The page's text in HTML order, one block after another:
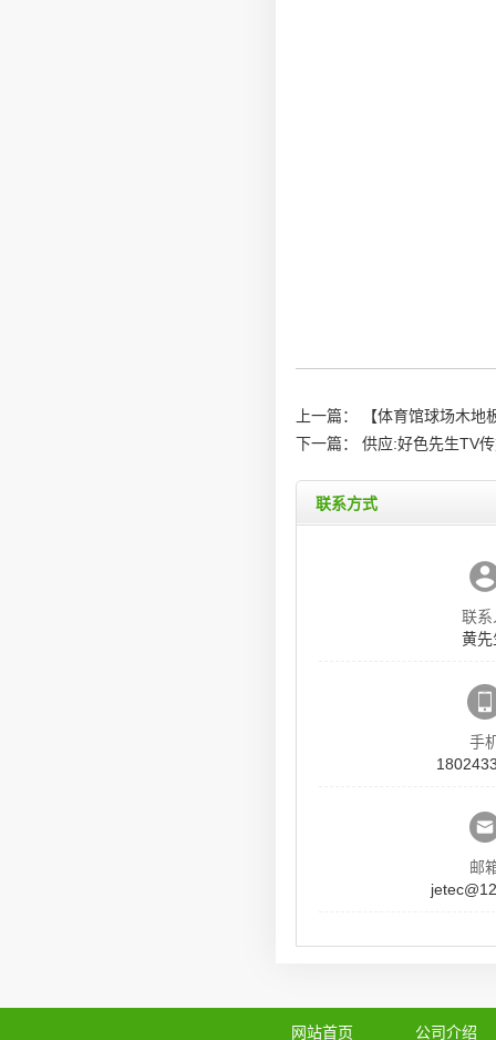
上一篇：
【体育馆球场木
下一篇：
供应:好色先生TV
联系方式
联系
黄先
手
邮
网站首页 公司介绍